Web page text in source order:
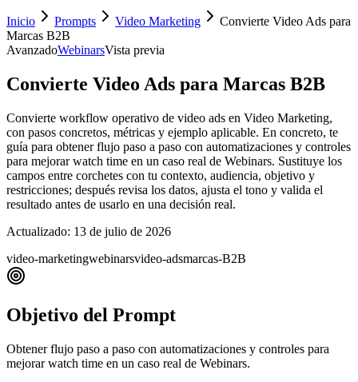
Inicio Prompts Video Marketing
Convierte Video Ads para
Marcas B2B
AvanzadoWebinarsVista previa
Convierte Video Ads para Marcas B2B
Convierte workflow operativo de video ads en Video Marketing,
con pasos concretos, métricas y ejemplo aplicable. En concreto, te
guía para obtener flujo paso a paso con automatizaciones y controles
para mejorar watch time en un caso real de Webinars. Sustituye los
campos entre corchetes con tu contexto, audiencia, objetivo y
restricciones; después revisa los datos, ajusta el tono y valida el
resultado antes de usarlo en una decisión real.
Actualizado: 13 de julio de 2026
video-marketingwebinarsvideo-adsmarcas-B2B
Objetivo del Prompt
Obtener flujo paso a paso con automatizaciones y controles para
mejorar watch time en un caso real de Webinars.